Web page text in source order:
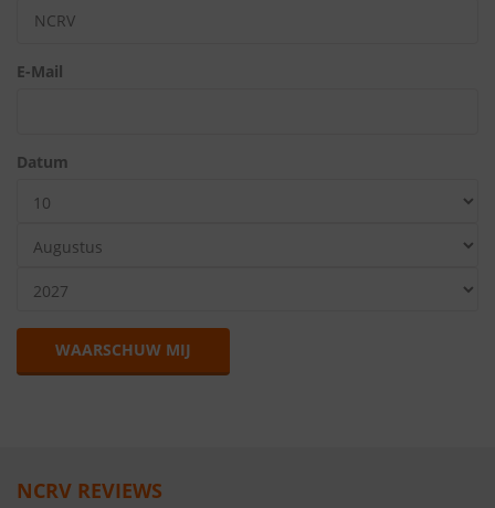
E-Mail
Datum
WAARSCHUW MIJ
NCRV REVIEWS